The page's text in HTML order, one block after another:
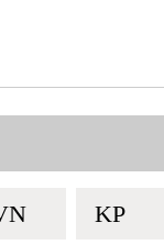
KP🇰🇵